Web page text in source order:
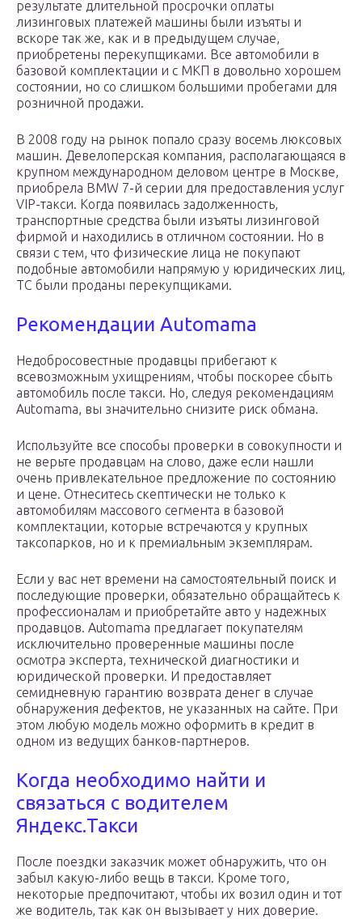
результате длительной просрочки оплаты
лизинговых платежей машины были изъяты и
вскоре так же, как и в предыдущем случае,
приобретены перекупщиками. Все автомобили в
базовой комплектации и с МКП в довольно хорошем
состоянии, но со слишком большими пробегами для
розничной продажи.
В 2008 году на рынок попало сразу восемь люксовых
машин. Девелоперская компания, располагающаяся в
крупном международном деловом центре в Москве,
приобрела BMW 7-й серии для предоставления услуг
VIP-такси. Когда появилась задолженность,
транспортные средства были изъяты лизинговой
фирмой и находились в отличном состоянии. Но в
связи с тем, что физические лица не покупают
подобные автомобили напрямую у юридических лиц,
ТС были проданы перекупщиками.
Рекомендации Automama
Недобросовестные продавцы прибегают к
всевозможным ухищрениям, чтобы поскорее сбыть
автомобиль после такси. Но, следуя рекомендациям
Automama, вы значительно снизите риск обмана.
Используйте все способы проверки в совокупности и
не верьте продавцам на слово, даже если нашли
очень привлекательное предложение по состоянию
и цене. Отнеситесь скептически не только к
автомобилям массового сегмента в базовой
комплектации, которые встречаются у крупных
таксопарков, но и к премиальным экземплярам.
Если у вас нет времени на самостоятельный поиск и
последующие проверки, обязательно обращайтесь к
профессионалам и приобретайте авто у надежных
продавцов. Automama предлагает покупателям
исключительно проверенные машины после
осмотра эксперта, технической диагностики и
юридической проверки. И предоставляет
семидневную гарантию возврата денег в случае
обнаружения дефектов, не указанных на сайте. При
этом любую модель можно оформить в кредит в
одном из ведущих банков-партнеров.
Когда необходимо найти и
связаться с водителем
Яндекс.Такси
После поездки заказчик может обнаружить, что он
забыл какую-либо вещь в такси. Кроме того,
некоторые предпочитают, чтобы их возил один и тот
же водитель, так как он вызывает у них доверие.